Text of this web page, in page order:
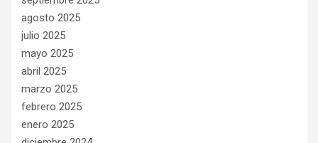
agosto 2025
julio 2025
mayo 2025
abril 2025
marzo 2025
febrero 2025
enero 2025